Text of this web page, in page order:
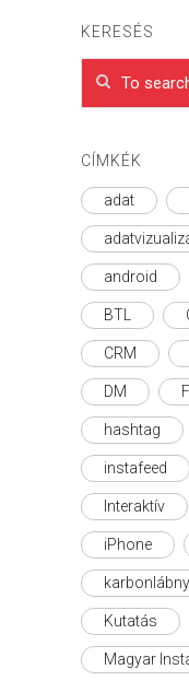
KERESÉS
CÍMKÉK
adat
android
BTL
CRM
DM
hashtag
instafeed
Interaktív
iPhone
Kutatás
Magyar